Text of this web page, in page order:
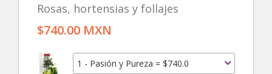
Rosas, hortensias y follajes
$740.00 MXN
1 - Pasión y Pureza = $740.0